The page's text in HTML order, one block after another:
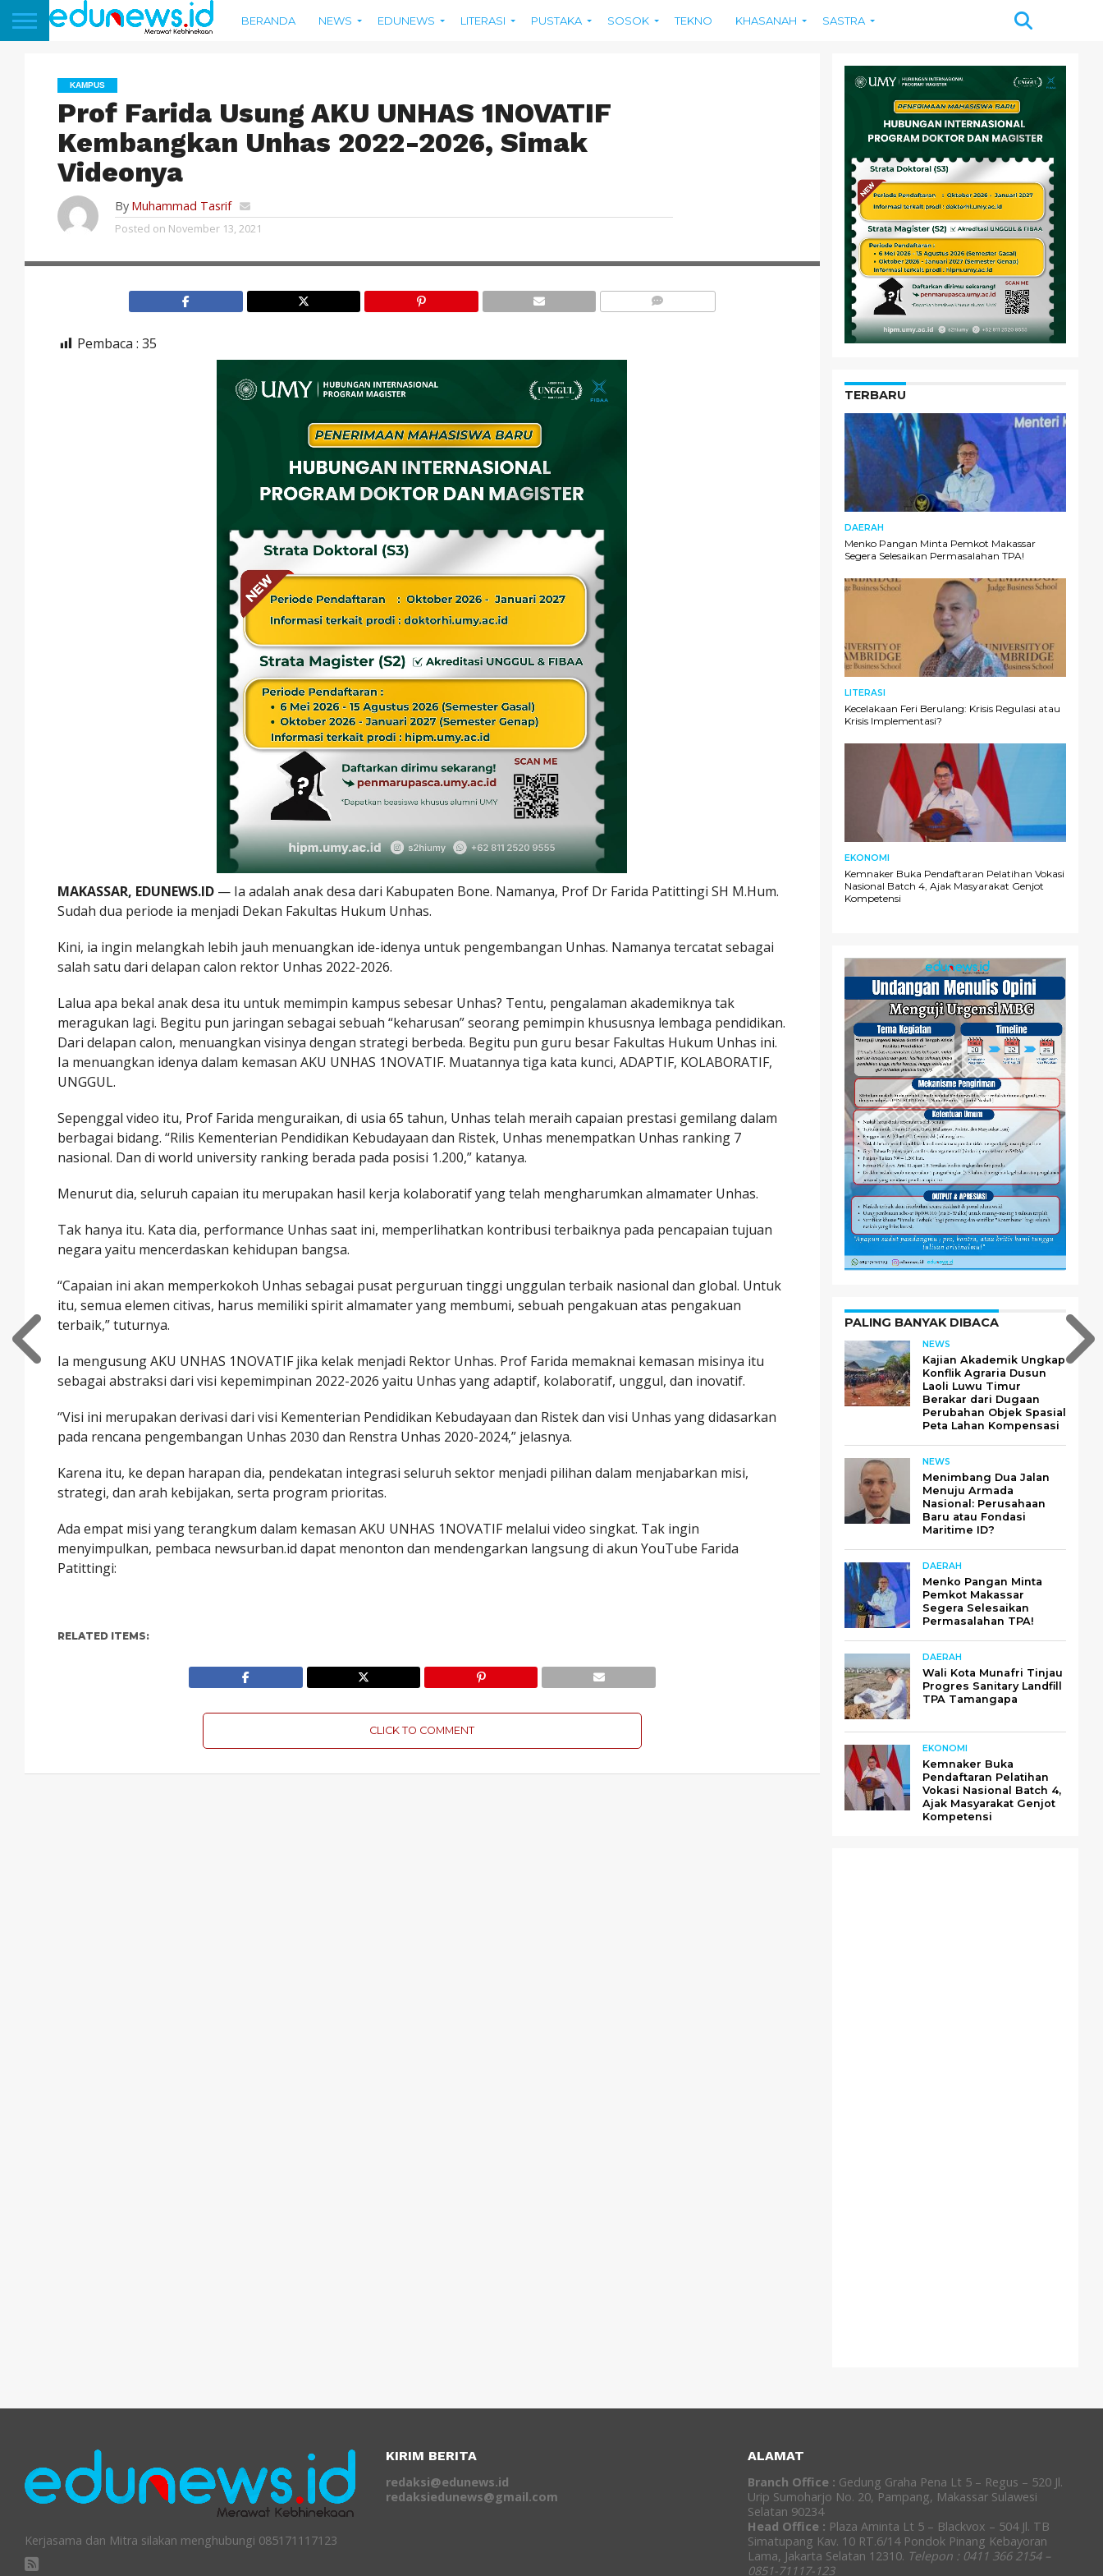
BERANDA NEWS EDUNEWS LITERASI PUSTAKA SOSOK TEKNO KHASANAH SASTRA
KAMPUS
Prof Farida Usung AKU UNHAS 1NOVATIF
Kembangkan Unhas 2022-2026, Simak
Videonya
By Muhammad Tasrif
Posted on November 13, 2021
Pembaca : 35
MAKASSAR, EDUNEWS.ID — Ia adalah anak desa dari Kabupaten Bone. Namanya, Prof Dr Farida Patittingi SH M.Hum.
Sudah dua periode ia menjadi Dekan Fakultas Hukum Unhas.
Kini, ia ingin melangkah lebih jauh menuangkan ide-idenya untuk pengembangan Unhas. Namanya tercatat sebagai
salah satu dari delapan calon rektor Unhas 2022-2026.
Lalua apa bekal anak desa itu untuk memimpin kampus sebesar Unhas? Tentu, pengalaman akademiknya tak
meragukan lagi. Begitu pun jaringan sebagai sebuah “keharusan” seorang pemimpin khususnya lembaga pendidikan.
Dari delapan calon, menuangkan visinya dengan strategi berbeda. Begitu pun guru besar Fakultas Hukum Unhas ini.
Ia menuangkan idenya dalam kemasan AKU UNHAS 1NOVATIF. Muatannya tiga kata kunci, ADAPTIF, KOLABORATIF,
UNGGUL.
Sepenggal video itu, Prof Farida menguraikan, di usia 65 tahun, Unhas telah meraih capaian prestasi gemilang dalam
berbagai bidang. “Rilis Kementerian Pendidikan Kebudayaan dan Ristek, Unhas menempatkan Unhas ranking 7
nasional. Dan di world university ranking berada pada posisi 1.200,” katanya.
Menurut dia, seluruh capaian itu merupakan hasil kerja kolaboratif yang telah mengharumkan almamater Unhas.
Tak hanya itu. Kata dia, performance Unhas saat ini, memperlihatkan kontribusi terbaiknya pada pencapaian tujuan
negara yaitu mencerdaskan kehidupan bangsa.
“Capaian ini akan memperkokoh Unhas sebagai pusat perguruan tinggi unggulan terbaik nasional dan global. Untuk
itu, semua elemen citivas, harus memiliki spirit almamater yang membumi, sebuah pengakuan atas pengakuan
terbaik,” tuturnya.
Ia mengusung AKU UNHAS 1NOVATIF jika kelak menjadi Rektor Unhas. Prof Farida memaknai kemasan misinya itu
sebagai abstraksi dari visi kepemimpinan 2022-2026 yaitu Unhas yang adaptif, kolaboratif, unggul, dan inovatif.
“Visi ini merupakan derivasi dari visi Kementerian Pendidikan Kebudayaan dan Ristek dan visi Unhas yang didasarkan
pada rencana pengembangan Unhas 2030 dan Renstra Unhas 2020-2024,” jelasnya.
Karena itu, ke depan harapan dia, pendekatan integrasi seluruh sektor menjadi pilihan dalam menjabarkan misi,
strategi, dan arah kebijakan, serta program prioritas.
Ada empat misi yang terangkum dalam kemasan AKU UNHAS 1NOVATIF melalui video singkat. Tak ingin
menyimpulkan, pembaca newsurban.id dapat menonton dan mendengarkan langsung di akun YouTube Farida
Patittingi:
RELATED ITEMS:
CLICK TO COMMENT
TERBARU
DAERAH
Menko Pangan Minta Pemkot Makassar
Segera Selesaikan Permasalahan TPA!
LITERASI
Kecelakaan Feri Berulang: Krisis Regulasi atau
Krisis Implementasi?
EKONOMI
Kemnaker Buka Pendaftaran Pelatihan Vokasi
Nasional Batch 4, Ajak Masyarakat Genjot
Kompetensi
PALING BANYAK DIBACA
NEWS
Kajian Akademik Ungkap
Konflik Agraria Dusun
Laoli Luwu Timur
Berakar dari Dugaan
Perubahan Objek Spasial
Peta Lahan Kompensasi
NEWS
Menimbang Dua Jalan
Menuju Armada
Nasional: Perusahaan
Baru atau Fondasi
Maritime ID?
DAERAH
Menko Pangan Minta
Pemkot Makassar
Segera Selesaikan
Permasalahan TPA!
DAERAH
Wali Kota Munafri Tinjau
Progres Sanitary Landfill
TPA Tamangapa
EKONOMI
Kemnaker Buka
Pendaftaran Pelatihan
Vokasi Nasional Batch 4,
Ajak Masyarakat Genjot
Kompetensi
Kerjasama dan Mitra silakan menghubungi 085171117123
KIRIM BERITA
redaksi@edunews.id
redaksiedunews@gmail.com
ALAMAT
Branch Office : Gedung Graha Pena Lt 5 – Regus – 520 Jl.
Urip Sumoharjo No. 20, Pampang, Makassar Sulawesi
Selatan 90234
Head Office : Plaza Aminta Lt 5 – Blackvox – 504 Jl. TB
Simatupang Kav. 10 RT.6/14 Pondok Pinang Kebayoran
Lama, Jakarta Selatan 12310. Telepon : 0411 366 2154 –
0851-71117-123